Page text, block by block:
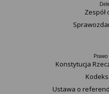
Zespół
Konstytucja
Ustawa o